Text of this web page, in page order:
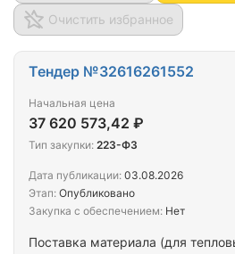
Очистить избранное
Поставка материала (для
Тендер №32616261552
Начальная цена
37 620 573,42 ₽
Тип закупки: 223-ФЗ
Дата публикации: 03.08.2026
Этап: Опубликовано
Закупка с обеспечением: Нет